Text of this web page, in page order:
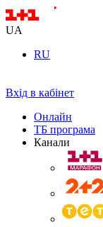
UA
RU
Вхід в кабінет
Онлайн
ТБ програма
Канали